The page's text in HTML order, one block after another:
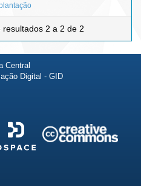
resultados 2 a 2 de 2
Central
Digital - GID